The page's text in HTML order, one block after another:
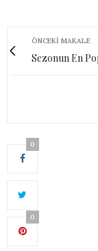
ÖNCEKI MAKALE
Sezonun En
0
0